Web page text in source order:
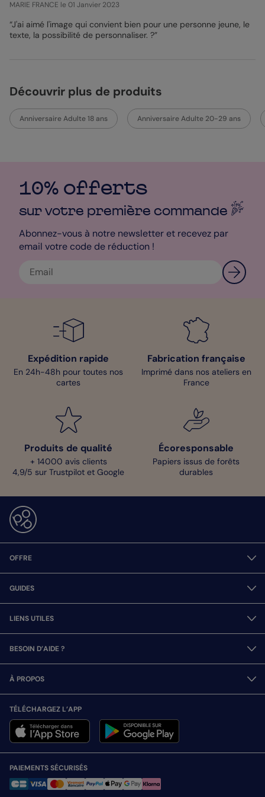
MARIE FRANCE le 01 Janvier 2023
“J'ai aimé l'image qui convient bien pour une personne jeune, le
texte, la possibilité de personnaliser. ?”
Découvrir plus de produits
Anniversaire Adulte 18 ans Anniversaire Adulte 20-29 ans
10% offerts
sur votre première commande
Abonnez-vous à notre newsletter et recevez par
email votre code de réduction !
Expédition rapide
En 24h-48h pour toutes nos
cartes
Fabrication française
Imprimé dans nos ateliers en
France
Produits de qualité
+ 14000 avis clients
4,9/5 sur Trustpilot et Google
Écoresponsable
Papiers issus de forêts
durables
OFFRE
GUIDES
LIENS UTILES
BESOIN D’AIDE ?
À PROPOS
TÉLÉCHARGEZ L’APP
PAIEMENTS SÉCURISÉS